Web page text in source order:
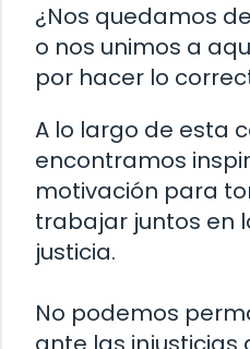
¿Nos quedamos
o nos unimos a
por hacer lo
A lo largo de esta
encontramos
motivación para
trabajar juntos en
justicia.
No podemos